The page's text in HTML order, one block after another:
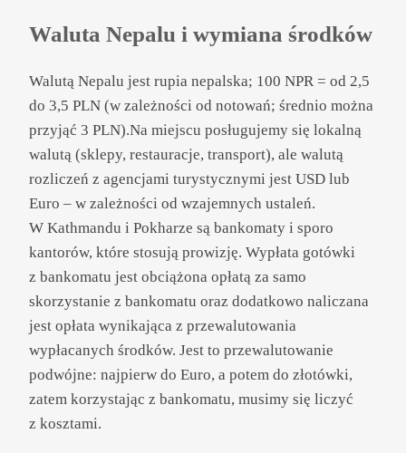
Waluta Nepalu i wymiana środków
Walutą Nepalu jest rupia nepalska; 100 NPR = od 2,5
do 3,5 PLN (w zależności od notowań; średnio można
przyjąć 3 PLN).Na miejscu posługujemy się lokalną
walutą (sklepy, restauracje, transport), ale walutą
rozliczeń z agencjami turystycznymi jest USD lub
Euro – w zależności od wzajemnych ustaleń.
W Kathmandu i Pokharze są bankomaty i sporo
kantorów, które stosują prowizję. Wypłata gotówki
z bankomatu jest obciążona opłatą za samo
skorzystanie z bankomatu oraz dodatkowo naliczana
jest opłata wynikająca z przewalutowania
wypłacanych środków. Jest to przewalutowanie
podwójne: najpierw do Euro, a potem do złotówki,
zatem korzystając z bankomatu, musimy się liczyć
z kosztami.